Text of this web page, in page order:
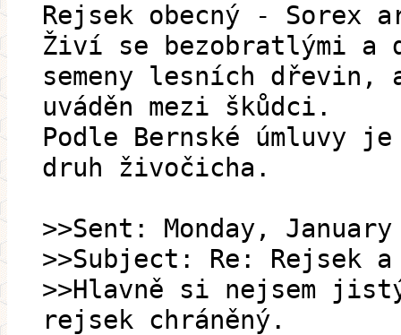
Rejsek obecný - Sorex
Živí se bezobratlými a
semeny lesních dřevin,
uváděn mezi škůdci.
Podle Bernské úmluvy
druh živočicha.
>>Sent: Monday,
>>Subject: Re: Rejsek a
>>Hlavně si nejsem
rejsek chráněný.